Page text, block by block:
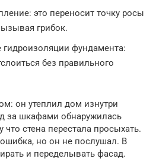
это переносит точку росы
грибок.
гидроизоляции фундамента:
без правильного
он утеплил дом изнутри
за шкафами обнаружилась
что стена перестала просыхать.
но он не послушал. В
и переделывать фасад.